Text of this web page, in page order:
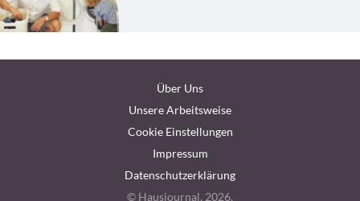
Über Uns
Unsere Arbeitsweise
Cookie Einstellungen
Impressum
Datenschutzerklärung
© Hausjournal, 2026.